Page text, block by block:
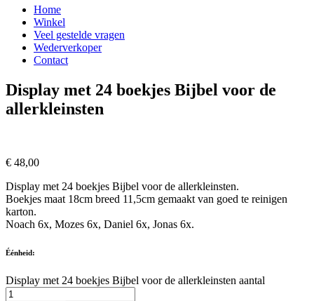
Home
Winkel
Veel gestelde vragen
Wederverkoper
Contact
Display met 24 boekjes Bijbel voor de
allerkleinsten
€ 48,00
Display met 24 boekjes Bijbel voor de allerkleinsten.
Boekjes maat 18cm breed 11,5cm gemaakt van goed te reinigen
karton.
Noach 6x, Mozes 6x, Daniel 6x, Jonas 6x.
Éénheid:
Display met 24 boekjes Bijbel voor de allerkleinsten aantal